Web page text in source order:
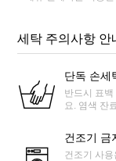
세탁 주의사항 안
단독 손세
반드시 표
요. 염색 잔
건조기 금
건조기 사